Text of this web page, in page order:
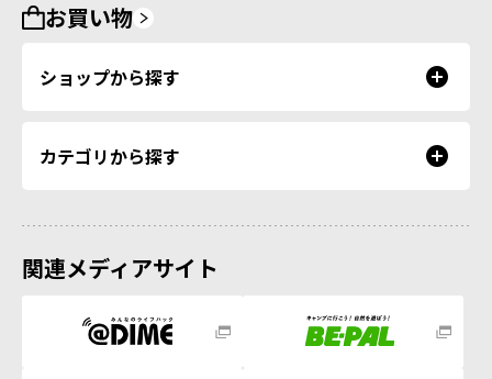
お買い物
ショップから探す
カテゴリから探す
関連メディアサイト